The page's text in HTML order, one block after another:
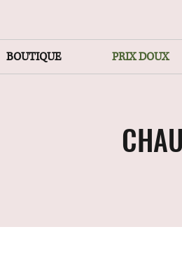
BOUTIQUE PRIX DOUX